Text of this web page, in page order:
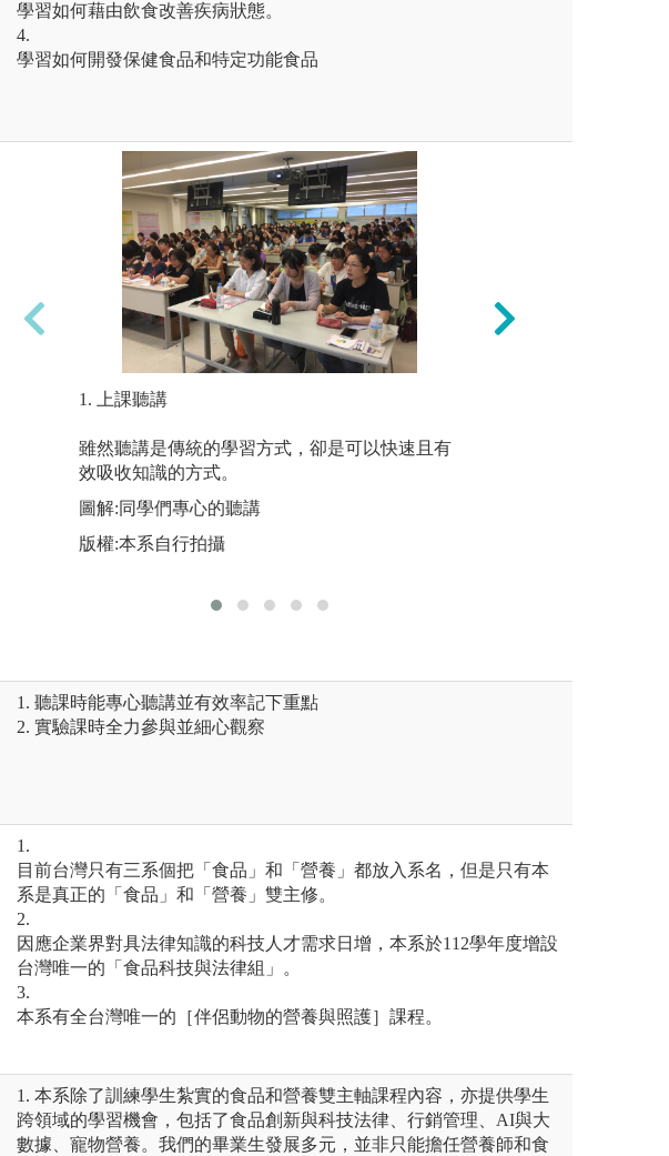
學習如何藉由飲食改善疾病狀態。
4.
學習如何開發保健食品和特定功能食品
農場實務操作：本系擁有優質的實習農場，提供
圖解:本校城南校區實習農場
版權:國立宜蘭大學所有
1. 上課聽講
雖然聽講是傳統的學習方式，卻是可以快速且有
效吸收知識的方式。
圖解:同學們專心的聽講
版權:本系自行拍攝
1. 聽課時能專心聽講並有效率記下重點
2. 實驗課時全力參與並細心觀察
1.
目前台灣只有三系個把「食品」和「營養」都放入系名，但是只有本
系是真正的「食品」和「營養」雙主修。
2.
因應企業界對具法律知識的科技人才需求日增，本系於112學年度增設
台灣唯一的「食品科技與法律組」。
3.
本系有全台灣唯一的［伴侶動物的營養與照護］課程。
1. 本系除了訓練學生紮實的食品和營養雙主軸課程內容，亦提供學生
跨領域的學習機會，包括了食品創新與科技法律、行銷管理、AI與大
數據、寵物營養。我們的畢業生發展多元，並非只能擔任營養師和食